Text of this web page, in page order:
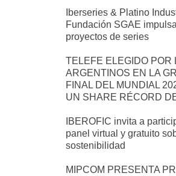
Iberseries & Platino
Fundación SGAE
proyectos de series
TELEFE ELEGIDO POR
ARGENTINOS EN LA
FINAL DEL MUNDIAL
UN SHARE RÉCORD
IBEROFIC invita a
panel virtual y gratuito
sostenibilidad
MIPCOM PRESENTA